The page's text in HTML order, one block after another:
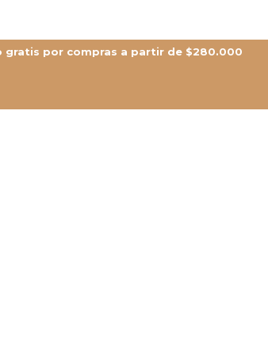
Envio gratis por compras a partir de $280.000